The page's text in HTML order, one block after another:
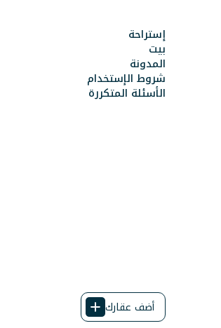
إستراحة
بيت
المدونة
شروط الإستخدام
الأسئلة المتكررة
أضف عقارك